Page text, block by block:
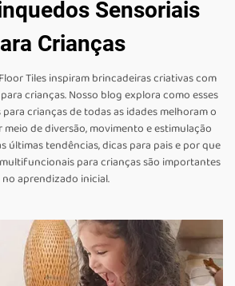
Sensoriais
Crianças
Tiles inspiram brincadeiras criativas com
crianças. Nosso blog explora como esses
crianças de todas as idades melhoram o
de diversão, movimento e estimulação
últimas tendências, dicas para pais e por que
para crianças são importantes
no aprendizado inicial.